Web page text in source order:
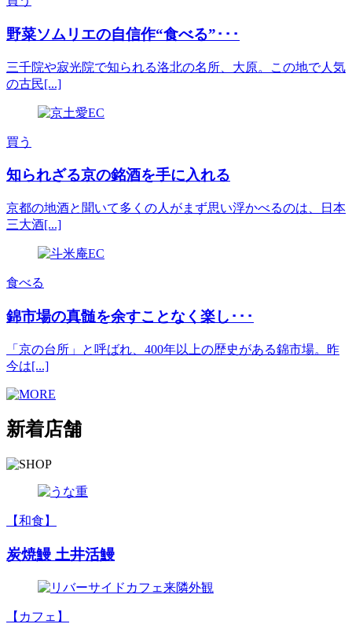
野菜ソムリエの自信作“食べる”･･･
三千院や寂光院で知られる洛北の名所、大原。この地で人気
の古民[...]
買う
知られざる京の銘酒を手に入れる
京都の地酒と聞いて多くの人がまず思い浮かべるのは、日本
三大酒[...]
食べる
錦市場の真髄を余すことなく楽し･･･
「京の台所」と呼ばれ、400年以上の歴史がある錦市場。昨
今は[...]
新着店舗
【和食】
炭焼鰻 土井活鰻
【カフェ】